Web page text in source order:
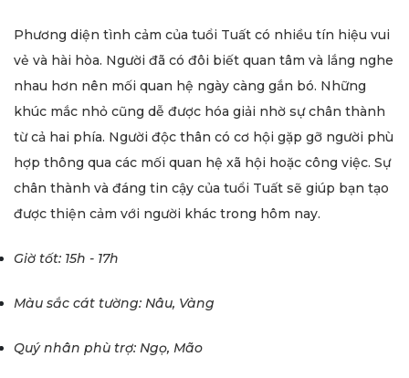
Phương diện tình cảm của tuổi Tuất có nhiều tín hiệu vui
vẻ và hài hòa. Người đã có đôi biết quan tâm và lắng nghe
nhau hơn nên mối quan hệ ngày càng gắn bó. Những
khúc mắc nhỏ cũng dễ được hóa giải nhờ sự chân thành
từ cả hai phía. Người độc thân có cơ hội gặp gỡ người phù
hợp thông qua các mối quan hệ xã hội hoặc công việc. Sự
chân thành và đáng tin cậy của tuổi Tuất sẽ giúp bạn tạo
được thiện cảm với người khác trong hôm nay.
Giờ tốt: 15h - 17h
Màu sắc cát tường: Nâu, Vàng
Quý nhân phù trợ: Ngọ, Mão